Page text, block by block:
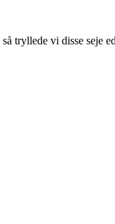
tryllede vi disse seje